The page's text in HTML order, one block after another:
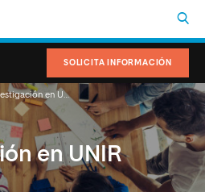
SOLICITA INFORMACIÓN
La investigación en UNIR
en UNIR